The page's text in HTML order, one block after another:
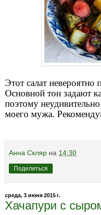
Этот салат невероятно
Основной тон задают
поэтому
моего мужа.
Анна Скляр на 14:30
Поделиться
среда, 3 июня 2015 г.
Хачапури с